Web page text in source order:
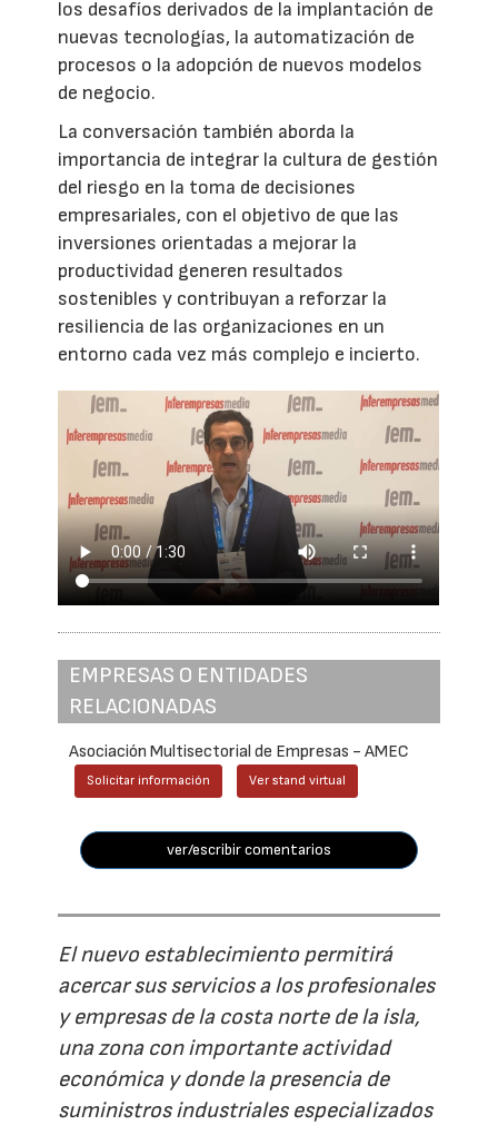
los desafíos derivados de la implantación de
nuevas tecnologías, la automatización de
procesos o la adopción de nuevos modelos
de negocio.
La conversación también aborda la
importancia de integrar la cultura de gestión
del riesgo en la toma de decisiones
empresariales, con el objetivo de que las
inversiones orientadas a mejorar la
productividad generen resultados
sostenibles y contribuyan a reforzar la
resiliencia de las organizaciones en un
entorno cada vez más complejo e incierto.
EMPRESAS O ENTIDADES
RELACIONADAS
Asociación Multisectorial de Empresas - AMEC
Solicitar información Ver stand virtual
ver/escribir comentarios
El nuevo establecimiento permitirá
acercar sus servicios a los profesionales
y empresas de la costa norte de la isla,
una zona con importante actividad
económica y donde la presencia de
suministros industriales especializados